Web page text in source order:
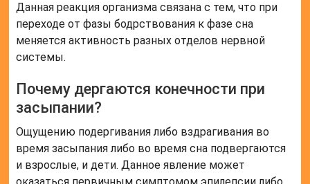
Данная реакция организма связана с тем, что при
переходе от фазы бодрствования к фазе сна
меняется активность разных отделов нервной
системы.
Почему дергаются конечности при
засыпании?
Ощущению подергивания либо вздрагивания во
время засыпания либо во время сна подвергаются
и взрослые, и дети. Данное явление может